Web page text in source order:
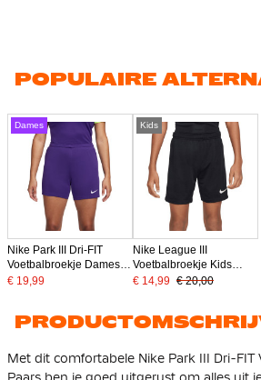
POPULAIRE
Dames
Nike Park III Dri-FIT
Voetbalbroekje Dames
Paars
€ 19,99
Kids
Nike League III
Voetbalbroekje Kids
Zwart Wit
€ 14,99 € 20,00
Met dit comfortabele Nike Park III Dri-FIT